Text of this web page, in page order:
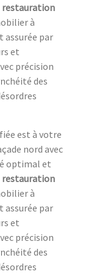
restauration
à
assurée par
et
précision
des
est à votre
nord avec
optimal et
restauration
à
assurée par
et
précision
des